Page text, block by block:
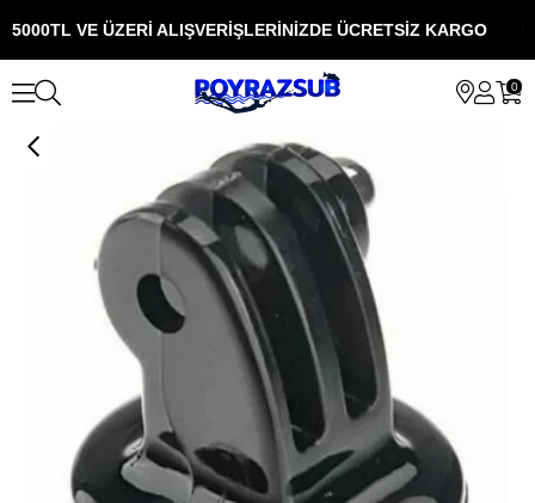
5000TL VE ÜZERİ ALIŞVERİŞLERİNİZDE ÜCRETSİZ KARGO
0